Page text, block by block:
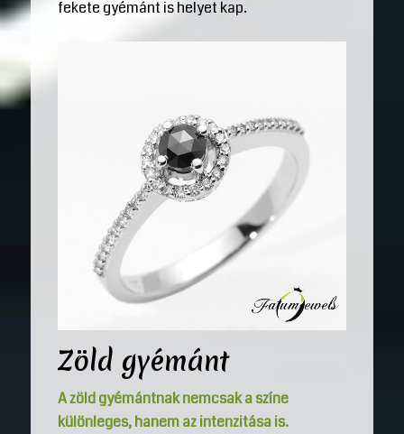
fekete gyémánt is helyet kap.
Zöld gyémánt
A zöld gyémántnak nemcsak a színe
különleges, hanem az intenzitása is.